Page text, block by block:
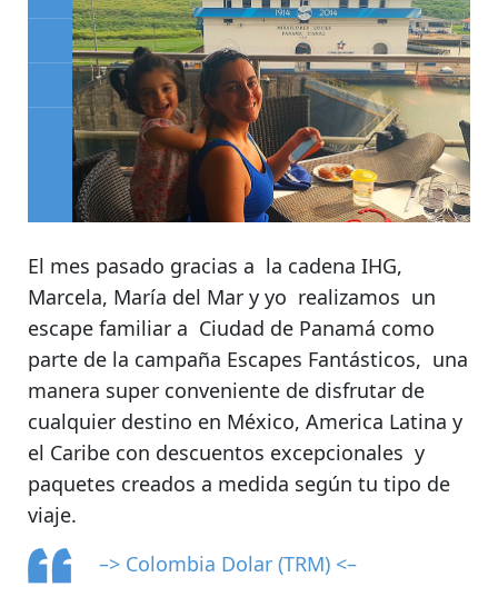
El mes pasado gracias a la cadena IHG,
Marcela, María del Mar y yo realizamos un
escape familiar a Ciudad de Panamá como
parte de la campaña Escapes Fantásticos, una
manera super conveniente de disfrutar de
cualquier destino en México, America Latina y
el Caribe con descuentos excepcionales y
paquetes creados a medida según tu tipo de
viaje.
–> Colombia Dolar (TRM) <–